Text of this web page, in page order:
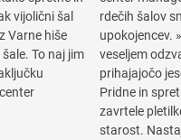
vijolični šal
Varne hiše
To naj jim
rdečih šalov
upokojencev.
veseljem
prihajajočo
Pridne in
zavrtele
starost.